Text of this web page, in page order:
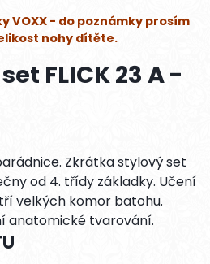
VOXX - do poznámky prosím
nohy dítěte.
FLICK 23 A -
Zkrátka stylový set
od 4. třídy základky. Učení
velkých komor batohu.
anatomické tvarování.